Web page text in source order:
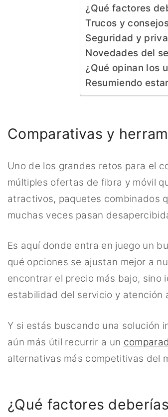
¿Qué factores
Trucos y
Seguridad y
Novedades del
¿Qué opinan los
Resumiendo
Comparativas y
Uno de los grandes retos para el
múltiples ofertas de fibra y móvil
atractivos, paquetes combinados
muchas veces pasan
Es aquí donde entra en juego un
qué opciones se ajustan mejor a
encontrar el precio más bajo,
estabilidad del servicio y atención
Y si estás buscando una solución
aún más útil recurrir a un
alternativas más competitivas del
¿Qué factores